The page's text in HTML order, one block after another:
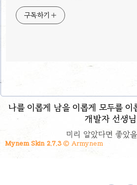
구독하기
나를 이롭게 남을 이롭게 모두를 이
개발자 선생님
미리 알았다면 좋았
Mynem Skin 2.7.3© Armynem